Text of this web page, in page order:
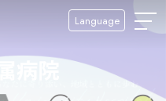
Language